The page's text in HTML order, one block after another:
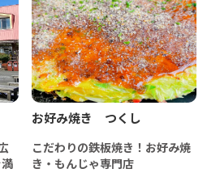
お好み焼き つくし
こだわりの鉄板焼き！お好み焼
き・もんじゃ専門店